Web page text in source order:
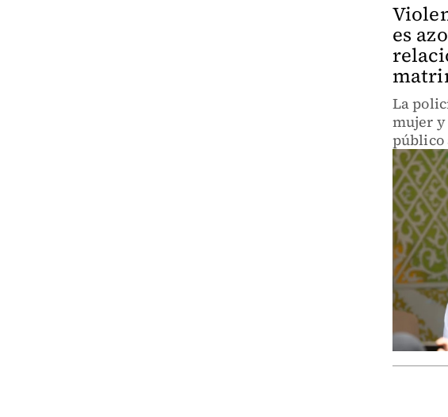
es
La
mujer
público